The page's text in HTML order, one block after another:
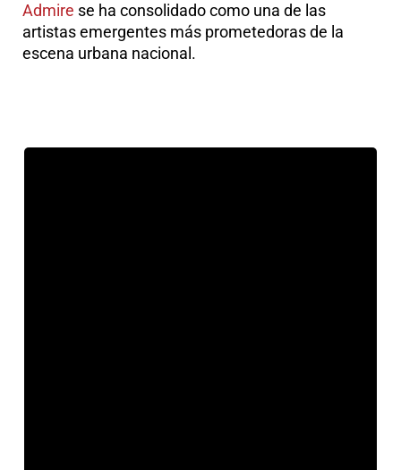
Admire se ha consolidado como una de las
artistas emergentes más prometedoras de la
escena urbana nacional.